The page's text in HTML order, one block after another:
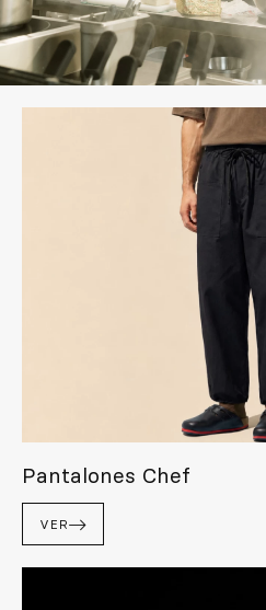
Inspírate
Buscar
FR
Pantalones Chef
VER